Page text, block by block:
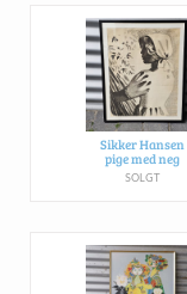
Sikker Hansen
pige med neg
SOLGT